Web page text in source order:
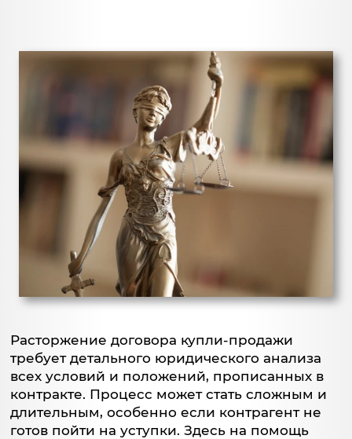
Расторжение договора купли-продажи
требует детального юридического анализа
всех условий и положений, прописанных в
контракте. Процесс может стать сложным и
длительным, особенно если контрагент не
готов пойти на уступки. Здесь на помощь